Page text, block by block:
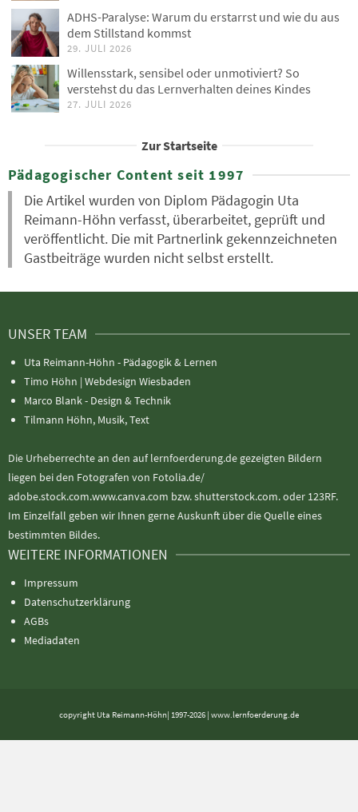
ADHS-Paralyse: Warum du erstarrst und wie du aus
dem Stillstand kommst
29. JULI 2026
Willensstark, sensibel oder unmotiviert? So
verstehst du das Lernverhalten deines Kindes
27. JULI 2026
Zur Startseite
Pädagogischer Content seit 1997
Die Artikel wurden von Diplom Pädagogin Uta
Reimann-Höhn verfasst, überarbeitet, geprüft und
veröffentlicht. Die mit Partnerlink gekennzeichneten
Gastbeiträge wurden nicht selbst erstellt.
UNSER TEAM
Uta Reimann-Höhn - Pädagogik & Lernen
Timo Höhn | Webdesign Wiesbaden
Marco Blank - Design & Technik
Tilmann Höhn, Musik, Text
Die Urheberrechte an den auf lernfoerderung.de gezeigten Bildern
liegen bei den Fotografen von Fotolia.de/
adobe.stock.com.www.canva.com bzw. shutterstock.com. oder 123RF.
Im Einzelfall geben wir Ihnen gerne Auskunft über die Quelle eines
bestimmten Bildes.
WEITERE INFORMATIONEN
Impressum
Datenschutzerklärung
AGBs
Mediadaten
copyright Uta Reimann-Höhn| 1997-2026 | www.lernfoerderung.de